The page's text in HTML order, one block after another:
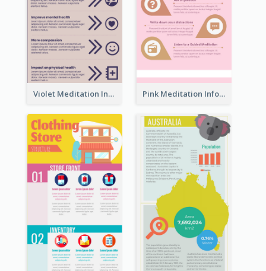
Violet Meditation Infographic Pink Meditation Infographic